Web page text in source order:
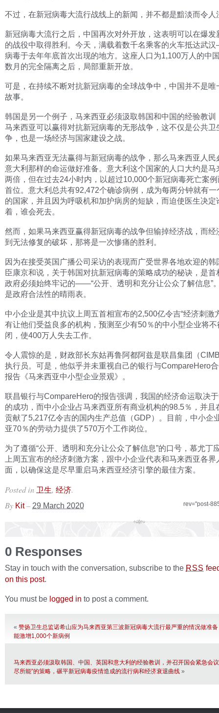
不过，在新冠病毒大流行战线上的新闻，并不都是黯淡而令人
新冠病毒大流行之后，中国再次对外开放，这表明可以在爆发
的战役中取得胜利。今天，满载着数千名乘客的火车抵达武
病毒于去年年底首次出现的地方。这座人口为1,100万人的中
数月的完全隔离之后，局部重新开放。
可是，在持续不断对抗新冠病毒的全球战争中，中国并不是唯
故事。
韩国是另一个例子，马来西亚必须汲取韩国和中国的经验教训
马来西亚可以赢得对抗新冠病毒的无形战争，这不仅是公共卫
争，也是一场经济与国家建设之战。
如果马来西亚无法赢得与新冠病毒的战争，那么马来西亚人民
意大利那样的命运做好准备。意大利这个国家的人口大约是马
两倍，但在过去24小时内，以超过10,000个新冠病毒死亡案
首位。意大利总共有92,472个确诊病例，成为每两分钟就有一
的国家，并且因为呼吸机和加护病房的短缺，而迫使医生决定
着，谁会死去。
然而，如果马来西亚赢得新冠病毒的战争但输掉经济战，而经
到无法修复的破坏，那将是一次惨痛的胜利。
因为在接受英国广播公司采访的表现而广受世界各地欢迎的韩
臣康京和说，关于韩国对抗新冠病毒的策略成功的秘诀，是首
政府必须始终牢记的——“公开、透明和充分让公众了解信息”
是政府合法性的晴雨表。
中小企业是其中抗议上周五首相宣布的2,500亿令吉“经济刺激
有让他们受益良多的机构，预测至少有50％的中小型企业将不
闭，使400万人失去工作。
令人震惊的是，财政部长东姑再鲁阿都阿兹是联昌集团（
执行员。可是，他似乎并未重视自己的银行与CompareHero
报告《马来西亚中小型企业景观》。
联昌银行与CompareHero的报告强调，我国的经济命运取决
的成功，而中小企业占马来西亚所有商业机构的98.5％，并且
贡献了5,217亿令吉的国内生产总值（GDP）。目前，中小企
亚70％的劳动力提供了570万个工作岗位。
为了遵循“公开、透明和充分让公众了解信息”的口号，慕尤丁
上周五宣布的经济刺激方案，跟中小企业代表和马来西亚各界
面，以确保这是尽早重启马来西亚经济引擎的最佳方案。
Posted in 卫生, 经济.
rev="post-
By Kit – 29 March 2020
0 Responses
Stay in touch with the conversation, subscribe to the RSS
on this post.
You must be logged in to post a comment.
« 赞扬卫生总监诺希山应为马来西亚第三波新冠病毒大流行最严重的情况做准
能激增1,000个新病例
马来西亚必须汲取韩国、中国、英国和意大利的经验教训，并召开国会紧急会
尽所能”的策略，碾平新冠病毒疫情造成的流行病和经济衰退曲线 »